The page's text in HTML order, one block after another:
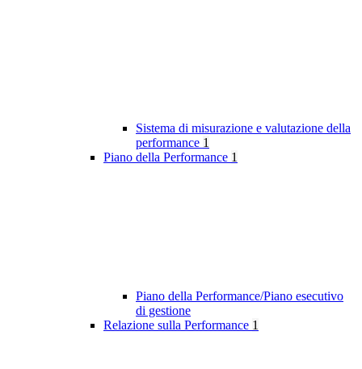
Sistema di misurazione e valutazione della
performance 1
Piano della Performance 1
Piano della Performance/Piano esecutivo
di gestione
Relazione sulla Performance 1